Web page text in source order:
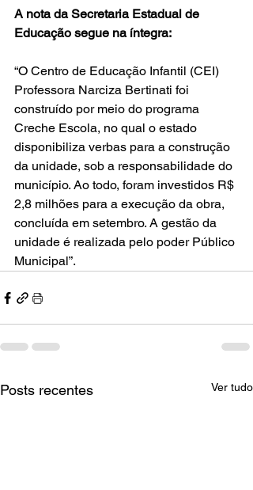
A nota da Secretaria Estadual de
Educação segue na íntegra:
“O Centro de Educação Infantil (CEI)
Professora Narciza Bertinati foi
construído por meio do programa
Creche Escola, no qual o estado
disponibiliza verbas para a construção
da unidade, sob a responsabilidade do
município. Ao todo, foram investidos R$
2,8 milhões para a execução da obra,
concluída em setembro. A gestão da
unidade é realizada pelo poder Público
Municipal”.
Posts recentes Ver tudo